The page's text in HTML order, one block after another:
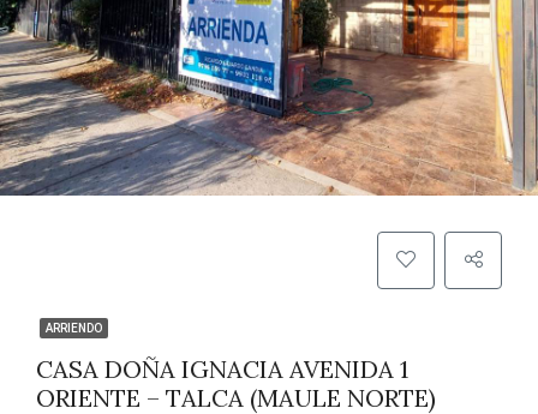
ARRIENDO
CASA DOÑA IGNACIA AVENIDA 1
ORIENTE – TALCA (MAULE NORTE)